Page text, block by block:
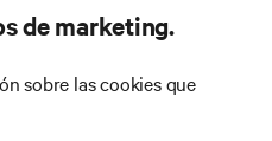
de marketing.
sobre las cookies que